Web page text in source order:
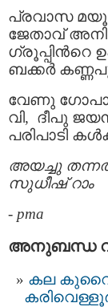
പ്രവാസ
ജേതാവ്
ഗ്രൂപ്പിന്‍റെ
ബക്കര്‍
വേണു
വി, ദീപു
പരിപാടി
അയച്ചു
സുധീഷ്‌ റാം
- pma
അനുബന്ധ
കല